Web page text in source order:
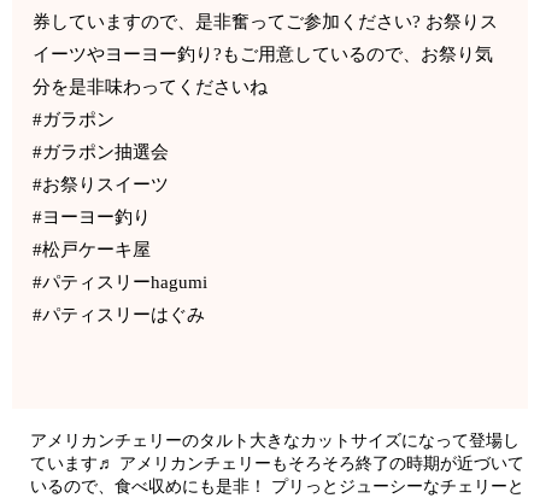
券していますので、是非奮ってご参加ください? お祭りス
イーツやヨーヨー釣り?もご用意しているので、お祭り気
分を是非味わってくださいね
#ガラポン
#ガラポン抽選会
#お祭りスイーツ
#ヨーヨー釣り
#松戸ケーキ屋
#パティスリーhagumi
#パティスリーはぐみ
アメリカンチェリーのタルト大きなカットサイズになって登場し
ています♬ アメリカンチェリーもそろそろ終了の時期が近づいて
いるので、食べ収めにも是非！ プリっとジューシーなチェリーと